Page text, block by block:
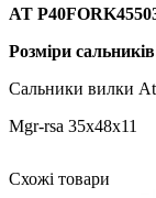
AT
Розміри
Сальники вилки
Mgr-rsa 35x48x11
Схожі товари